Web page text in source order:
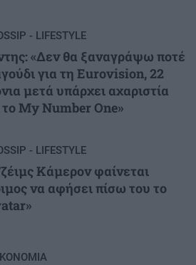
- LIFESTYLE
«Δεν θα ξαναγράψω ποτέ
για τη Eurovision, 22
μετά υπάρχει αχαριστία
το My Number One»
- LIFESTYLE
Κάμερον φαίνεται
να αφήσει πίσω του το